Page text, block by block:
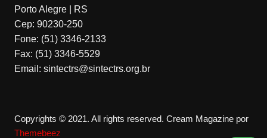
Porto Alegre | RS
Cep: 90230-250
Fone: (51) 3346-2133
Fax: (51) 3346-5529
Email: sintectrs@sintectrs.org.br
Copyrights © 2021. All rights reserved. Cream Magazine por
Themebeez